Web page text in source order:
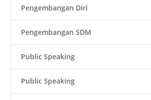
Pengembangan Diri
Pengembangan SDM
Public Speaking
Public Speaking